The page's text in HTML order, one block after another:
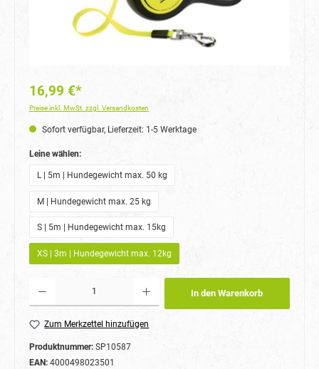
16,99 €*
Preise inkl. MwSt. zzgl. Versandkosten
Sofort verfügbar, Lieferzeit: 1-5 Werktage
Leine wählen:auswählen
L | 5m | Hundegewicht max. 50 kg
M | Hundegewicht max. 25 kg
S | 5m | Hundegewicht max. 15kg
XS | 3m | Hundegewicht max. 12kg
Produkt Anzahl: Gib den gewünschten Wert ein oder benutze die Schaltflächen um die
In den Warenkorb
Zum Merkzettel hinzufügen
Produktnummer: SP10587
EAN: 4000498023501